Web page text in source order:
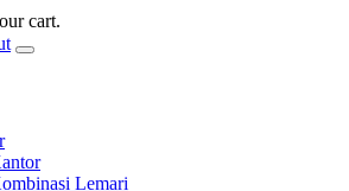
cart.
Lemari